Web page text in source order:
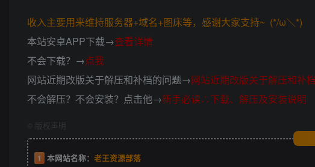
收入主要用来维持服务器+域名+图床等，感谢大家支持~ (*/ω＼*)
本站安卓APP下载→查看详情
不会下载？→点我
网站近期改版关于解压和补档的问题→网站近期改版关于解压和补
不会解压？不会安装？点击他→新手必读∴下载、解压及安装说明
版权声明
1 本网站名称： 老王资源部落